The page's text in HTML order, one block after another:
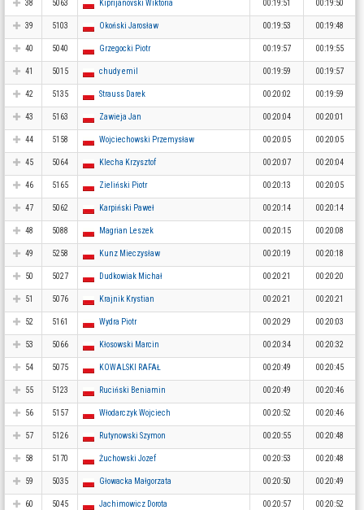
38 5063 Kiprijanovski Wiktoria 00:19:51 00:19:50
39 5103 Okoński Jarosław 00:19:53 00:19:48
40 5040 Grzegocki Piotr 00:19:57 00:19:55
41 5015 chudy emil 00:19:59 00:19:57
42 5135 Strauss Darek 00:20:02 00:19:59
43 5163 Zawieja Jan 00:20:04 00:20:01
44 5158 Wojciechowski Przemysław 00:20:05 00:20:05
45 5064 Klecha Krzysztof 00:20:07 00:20:04
46 5165 Zieliński Piotr 00:20:13 00:20:05
47 5062 Karpiński Paweł 00:20:14 00:20:14
48 5088 Magrian Leszek 00:20:15 00:20:08
49 5258 Kunz Mieczysław 00:20:19 00:20:18
50 5027 Dudkowiak Michał 00:20:21 00:20:20
51 5076 Krajnik Krystian 00:20:21 00:20:21
52 5161 Wydra Piotr 00:20:29 00:20:03
53 5066 Kłosowski Marcin 00:20:34 00:20:32
54 5075 KOWALSKI RAFAŁ 00:20:49 00:20:45
55 5123 Ruciński Beniamin 00:20:49 00:20:46
56 5157 Włodarczyk Wojciech 00:20:52 00:20:46
57 5126 Rutynowski Szymon 00:20:55 00:20:48
58 5170 Żuchowski Jozef 00:20:53 00:20:48
59 5035 Głowacka Małgorzata 00:20:50 00:20:49
60 5045 Jachimowicz Dorota 00:20:57 00:20:52